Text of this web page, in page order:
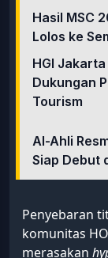
Hasil MSC
Lolos ke
HGI
Dukungan
Tourism
Al-Ahli
Siap Debut
Penyebaran
komunitas
merasakan